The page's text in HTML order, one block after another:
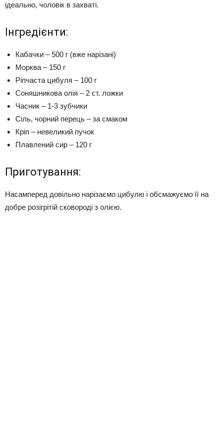
ідеально, чоловік в захваті.
Інгредієнти:
Кабачки – 500 г (вже нарізані)
Морква – 150 г
Ріпчаста цибуля – 100 г
Соняшникова олія – 2 ст. ложки
Часник – 1-3 зубчики
Сіль, чорний перець – за смаком
Кріп – невеликий пучок
Плавлений сир – 120 г
Приготування:
Насамперед довільно нарізаємо цибулю і обсмажуємо її на
добре розігрітій сковороді з олією.